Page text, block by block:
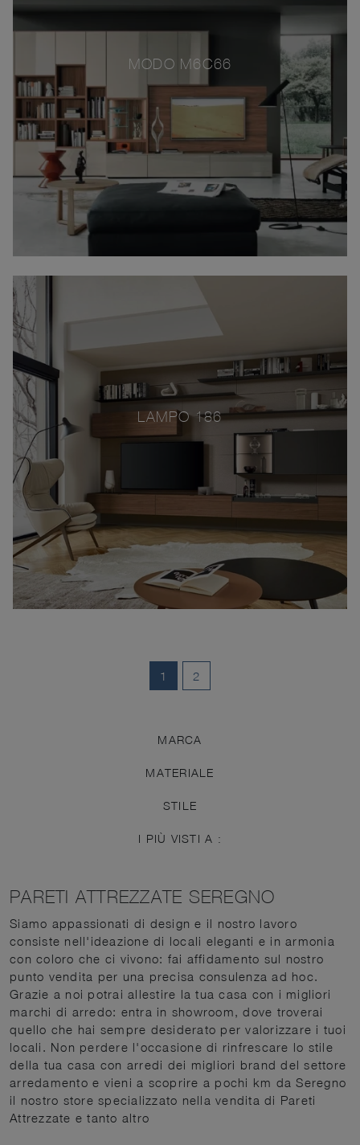
MARCA
MATERIALE
STILE
I PIÙ VISTI A :
MODO M6C66
LAMPO 186
1 2
PARETI ATTREZZATE SEREGNO
Siamo appassionati di design e il nostro lavoro
consiste nell'ideazione di locali eleganti e in armonia
con coloro che ci vivono: fai affidamento sul nostro
punto vendita per una precisa consulenza ad hoc.
Grazie a noi potrai allestire la tua casa con i migliori
marchi di arredo: entra in showroom, dove troverai
quello che hai sempre desiderato per valorizzare i tuoi
locali. Non perdere l'occasione di rinfrescare lo stile
della tua casa con arredi dei migliori brand del settore
arredamento e vieni a scoprire a pochi km da Seregno
il nostro store specializzato nella vendita di Pareti
Attrezzate e tanto altro